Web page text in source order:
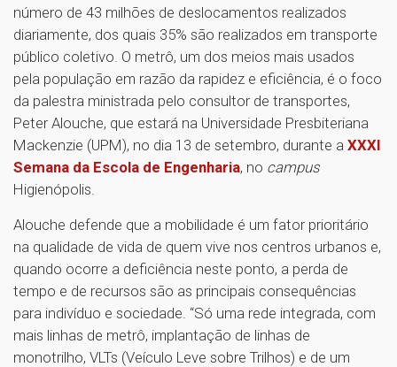
número de 43 milhões de deslocamentos realizados
diariamente, dos quais 35% são realizados em transporte
público coletivo. O metrô, um dos meios mais usados
pela população em razão da rapidez e eficiência, é o foco
da palestra ministrada pelo consultor de transportes,
Peter Alouche, que estará na Universidade Presbiteriana
Mackenzie (UPM), no dia 13 de setembro, durante a XXXI
Semana da Escola de Engenharia, no campus
Higienópolis.
Alouche defende que a mobilidade é um fator prioritário
na qualidade de vida de quem vive nos centros urbanos e,
quando ocorre a deficiência neste ponto, a perda de
tempo e de recursos são as principais consequências
para indivíduo e sociedade. “Só uma rede integrada, com
mais linhas de metrô, implantação de linhas de
monotrilho, VLTs (Veículo Leve sobre Trilhos) e de um